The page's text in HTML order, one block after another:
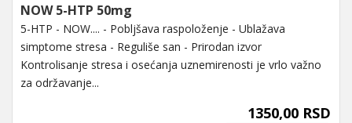
NOW 5-HTP 50mg
5-HTP - NOW.... - Pobljšava raspoloženje - Ublažava
simptome stresa - Reguliše san - Prirodan izvor
Kontrolisanje stresa i osećanja uznemirenosti je vrlo važno
za održavanje...
1350,00 RSD